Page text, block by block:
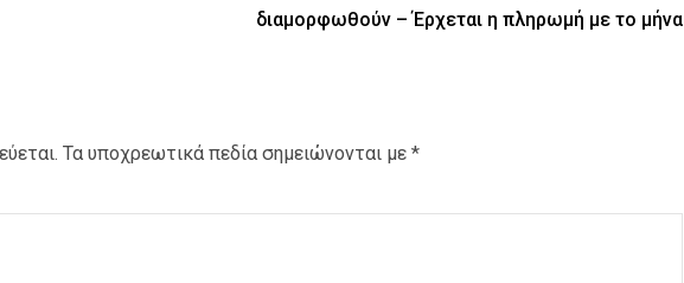
διαμορφωθούν – Έρχεται η πληρωμή με το μήνα
Τα υποχρεωτικά πεδία σημειώνονται με *
ΑΣΤΥΝΟΜΙΚΟ